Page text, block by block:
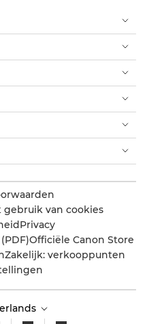
van cookies
Privacy
Officiële Canon Store
Zakelijk: verkooppunten